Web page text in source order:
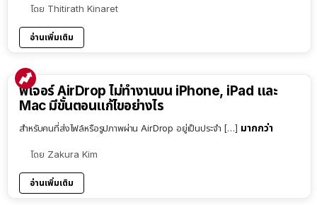
โดย Thitirath Kinaret
อ่านเพิ่มเติม
ฟีเจอร์ AirDrop ไม่ทำงานบน iPhone, iPad และ
Mac มีขั้นตอนแก้ไขอย่างไร
สำหรับคนที่ส่งไฟล์หรือรูปภาพผ่าน AirDrop อยู่เป็นประจำ […] มากกว่า
โดย Zakura Kim
อ่านเพิ่มเติม